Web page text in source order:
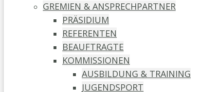
GREMIEN & ANSPRECHPARTNER
PRÄSIDIUM
REFERENTEN
BEAUFTRAGTE
KOMMISSIONEN
AUSBILDUNG & TRAINING
JUGENDSPORT